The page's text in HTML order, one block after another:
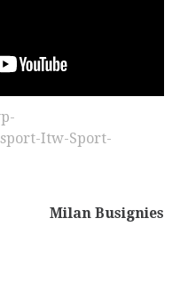
sport-Itw-Sport-
Milan Busignies